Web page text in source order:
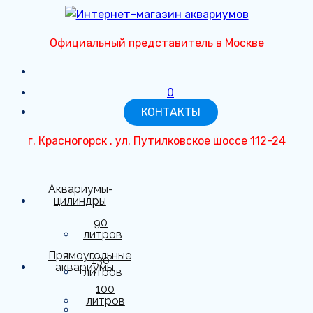
содержимомуОфициальный представитель в Москве
0
КОНТАКТЫ
г. Красногорск . ул. Путилковское шоссе 112-24
Аквариумы-
цилиндры
90
литров
130
литров
150
литров
Прямоугольные
аквариумы
100
литров